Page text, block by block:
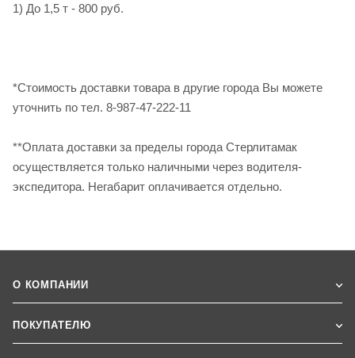
1) До 1,5 т - 800 руб.
*Стоимость доставки товара в другие города Вы можете
уточнить по тел. 8-987-47-222-11
**Оплата доставки за пределы города Стерлитамак
осуществляется только наличными через водителя-
экспедитора. Негабарит оплачивается отдельно.
О КОМПАНИИ
ПОКУПАТЕЛЮ